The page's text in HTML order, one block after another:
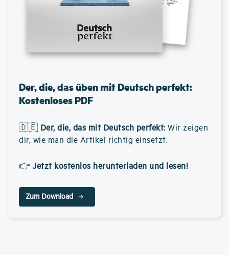
Der, die, das üben mit Deutsch perfekt:
Kostenloses PDF
🇩🇪 Der, die, das mit Deutsch perfekt: Wir zeigen
dir, wie man die Artikel richtig einsetzt.
👉 Jetzt kostenlos herunterladen und lesen!
Zum Download